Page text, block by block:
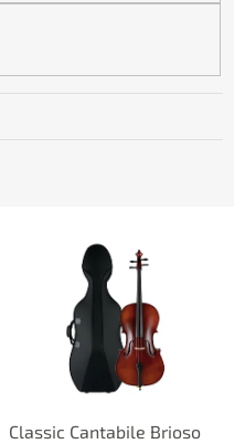
Classic Cantabile Brioso